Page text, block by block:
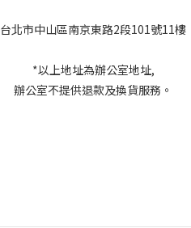
台北市中山區南京東路2段101號11樓
*以上地址為辦公室地址,
辦公室不提供退款及換貨服務。